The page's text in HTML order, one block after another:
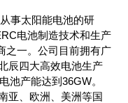
事太阳能电池的研
电池制造技术和生产
之一。公司目前拥有广
辰四大高效电池生产
池产能达到36GW。
亚、欧洲、美洲等国